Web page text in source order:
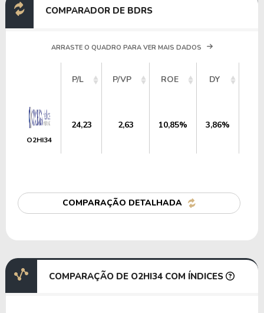
COMPARADOR DE BDRS
ARRASTE O QUADRO PARA VER MAIS DADOS
P/L P/VP ROE DY
O2HI34
24,23 2,63 10,85% 3,86%
COMPARAÇÃO DETALHADA
COMPARAÇÃO DE O2HI34 COM ÍNDICES